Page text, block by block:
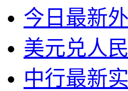
今日最新
美元兑人
中行最新